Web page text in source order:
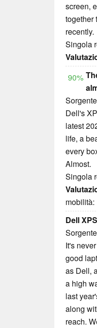
screen,
together
recently.
Singola
90%
Dell's
latest
life, a
every
Almost.
Singola
Dell
It's
good
as Dell,
a high
last
along
reach.